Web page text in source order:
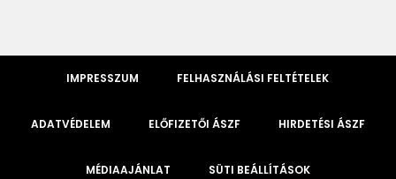
IMPRESSZUM FELHASZNÁLÁSI FELTÉTELEK
ADATVÉDELEM ELŐFIZETŐI ÁSZF HIRDETÉSI ÁSZF
MÉDIAAJÁNLAT SÜTI BEÁLLÍTÁSOK